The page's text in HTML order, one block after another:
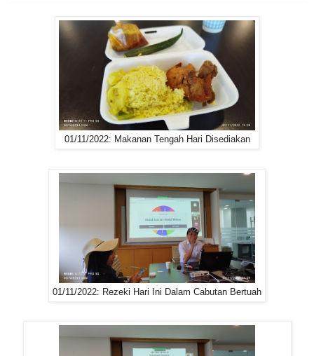
01/11/2022: Makanan Tengah Hari Disediakan
01/11/2022: Rezeki Hari Ini Dalam Cabutan Bertuah